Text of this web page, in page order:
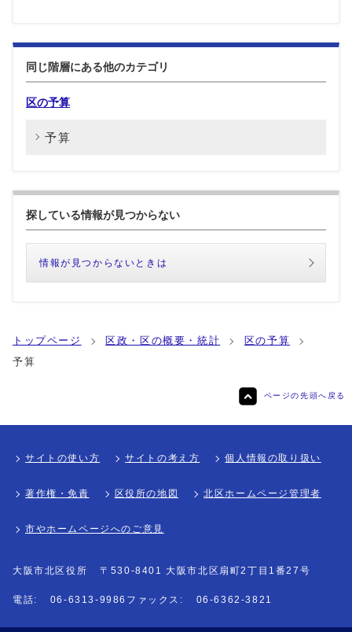
同じ階層にある他のカテゴリ
区の予算
予算
探している情報が見つからない
情報が見つからないときは
トップページ 区政・区の概要・統計
区の予算
予算
ページの先頭へ戻る
サイトの使い方 サイトの考え方 個人情報の取り扱い
著作権・免責 区役所の地図 北区ホームページ管理者
市やホームページへのご意見
大阪市北区役所 〒530-8401 大阪市北区扇町2丁目1番27号
電話: 06-6313-9986 ファックス: 06-6362-3821